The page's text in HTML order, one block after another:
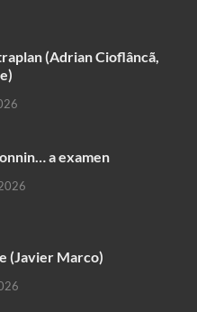
(Adrian Cioflâncã,
a examen
(Javier Marco)